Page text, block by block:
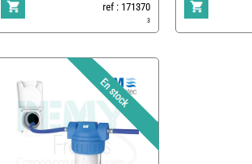
ref : 171370
3